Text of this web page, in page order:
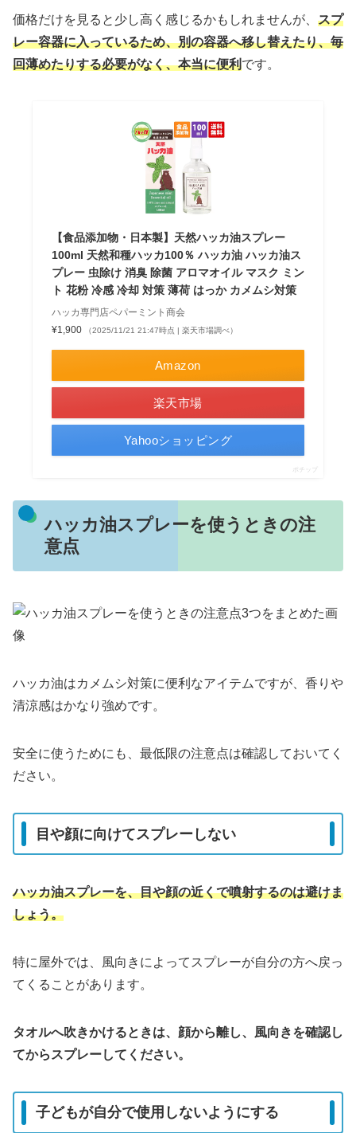
価格だけを見ると少し高く感じるかもしれませんが、 スプ
レー容器に入っているため、別の容器へ移し替えたり、毎
回薄めたりする必要がなく、本当に便利です。
【食品添加物・日本製】天然ハッカ油スプレー
100ml 天然和種ハッカ100％ ハッカ油 ハッカ油ス
プレー 虫除け 消臭 除菌 アロマオイル マスク ミン
ト 花粉 冷感 冷却 対策 薄荷 はっか カメムシ対策
ハッカ専門店ペパーミント商会
¥1,900
（2025/11/21 21:47時点 | 楽天市場調べ）
Amazon
楽天市場
Yahooショッピング
ポチップ
ハッカ油スプレーを使うときの注
意点
ハッカ油はカメムシ対策に便利なアイテムですが、香りや
清涼感はかなり強めです。
安全に使うためにも、最低限の注意点は確認しておいてく
ださい。
目や顔に向けてスプレーしない
ハッカ油スプレーを、目や顔の近くで噴射するのは避けま
しょう。
特に屋外では、風向きによってスプレーが自分の方へ戻っ
てくることがあります。
タオルへ吹きかけるときは、顔から離し、風向きを確認し
てからスプレーしてください。
子どもが自分で使用しないようにする